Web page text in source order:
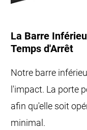
La Barre
Temps d'Arrêt
Notre barre
l'impact. La porte
afin qu'elle soit
minimal.